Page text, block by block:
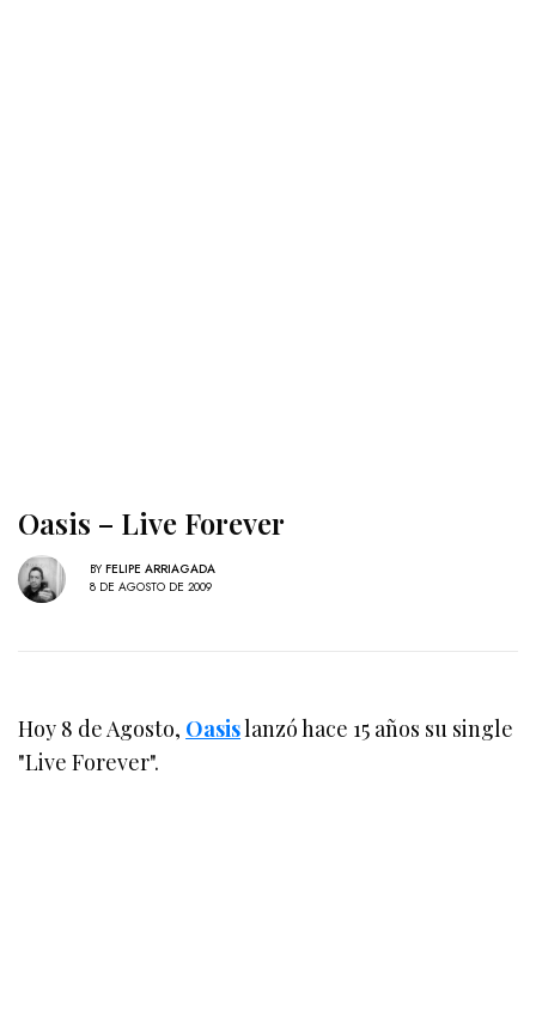
Oasis – Live Forever
BY FELIPE ARRIAGADA
8 DE AGOSTO DE 2009
Hoy 8 de Agosto, Oasislanzó hace 15 años su single
"Live Forever".